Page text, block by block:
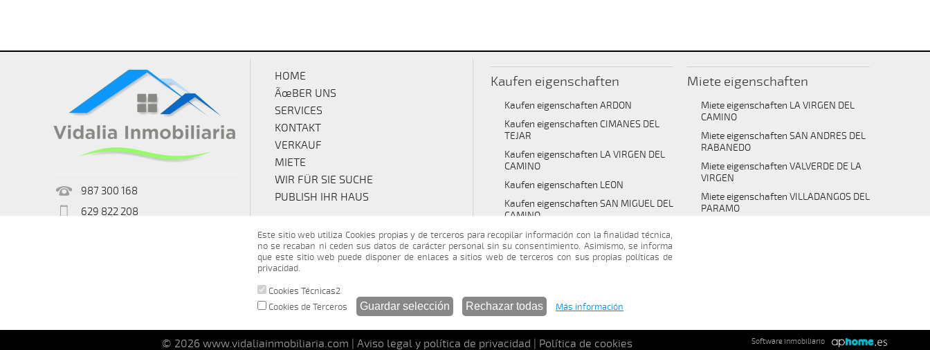
987 300 168
629 822 208
HOME
ÃœBER UNS
SERVICES
KONTAKT
VERKAUF
MIETE
WIR FÜR SIE SUCHE
PUBLISH IHR HAUS
Kaufen eigenschaften
Kaufen eigenschaften ARDON
Kaufen eigenschaften CIMANES DEL
TEJAR
Kaufen eigenschaften LA VIRGEN DEL
CAMINO
Kaufen eigenschaften LEON
Kaufen eigenschaften SAN MIGUEL DEL
CAMINO
Kaufen eigenschaften SANTA MARIA
DEL PARAMO
Kaufen eigenschaften TROBAJO DEL
Kaufen eigenschaften VALVERDE DE LA
VIRGEN
Miete eigenschaften
Miete eigenschaften LA VIRGEN DEL
CAMINO
Miete eigenschaften SAN ANDRES DEL
RABANEDO
Miete eigenschaften VALVERDE DE LA
VIRGEN
Miete eigenschaften VILLADANGOS DEL
PARAMO
© 2026 www.vidaliainmobiliaria.com | Aviso legal y política de privacidad | Política de cookies Software inmobiliario
Este sitio web utiliza Cookies propias y de terceros para recopilar información con la finalidad técnica,
no se recaban ni ceden sus datos de carácter personal sin su consentimiento. Asimismo, se informa
que este sitio web puede disponer de enlaces a sitios web de terceros con sus propias políticas de
privacidad.
Cookies Técnicas2
Cookies de Terceros
Más información